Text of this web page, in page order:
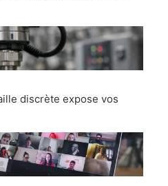
discrète expose vos